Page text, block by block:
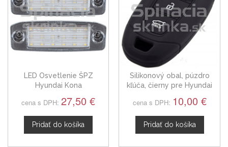
LED Osvetlenie ŠPZ
Hyundai Kona
cena s DPH: 27,50 €
Pridať do košíka
Silikonový obal, púzdro
kľúča, čierny pre Hyundai
cena s DPH: 10,00 €
Pridať do košíka